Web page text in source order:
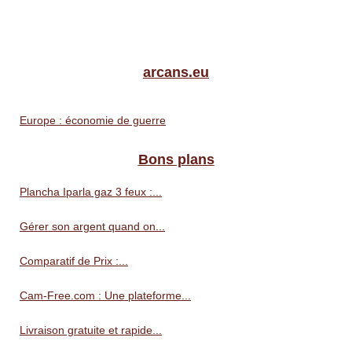
arcans.eu
Europe : économie de guerre
Bons plans
Plancha Iparla gaz 3 feux :...
Gérer son argent quand on...
Comparatif de Prix :...
Cam-Free.com : Une plateforme...
Livraison gratuite et rapide...